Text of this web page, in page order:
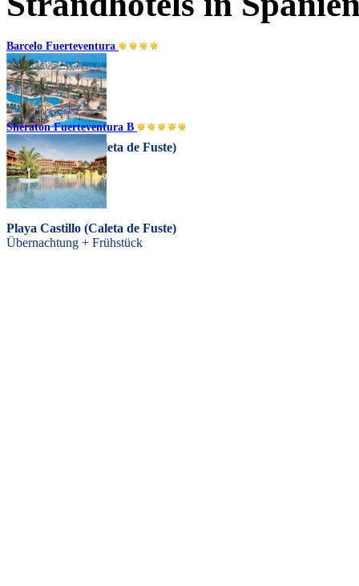
Barcelo Fuerteventura
Playa Castillo (Caleta de Fuste)
Halbpension
Sheraton Fuerteventura B
Playa Castillo (Caleta de Fuste)
Übernachtung + Frühstück